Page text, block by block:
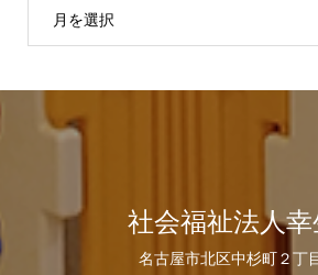
月を選択
社会福祉法人幸
名古屋市北区中杉町２丁